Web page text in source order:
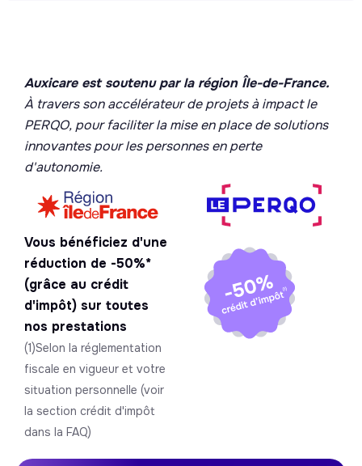
Auxicare est soutenu par la région Île-de-France.
À travers son accélérateur de projets à impact le
PERQO, pour faciliter la mise en place de solutions
innovantes pour les personnes en perte
d'autonomie.
Vous bénéficiez d'une
réduction de -50%*
(grâce au crédit
d'impôt) sur toutes
nos prestations
(1)Selon la réglementation
fiscale en vigueur et votre
situation personnelle (voir
la section crédit d'impôt
dans la FAQ)